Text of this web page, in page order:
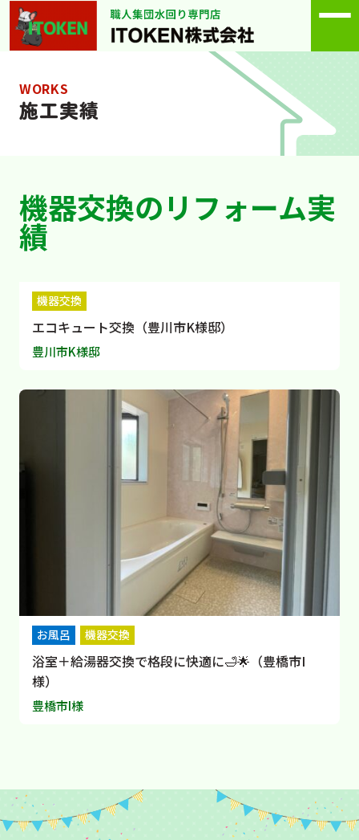
WORKS
施工実績
機器交換のリフォーム実
績
機器交換
エコキュート交換（豊川市K様邸）
豊川市K様邸
お風呂 機器交換
浴室＋給湯器交換で格段に快適に🛁🌟（豊橋市I
様）
豊橋市I様